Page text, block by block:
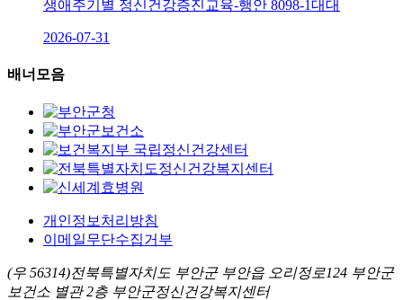
생애주기별 정신건강증진교육-행안 8098-1대대
2026-07-31
배너모음
개인정보처리방침
이메일무단수집거부
(우 56314)전북특별자치도 부안군 부안읍 오리정로124 부안군
보건소 별관 2층 부안군정신건강복지센터